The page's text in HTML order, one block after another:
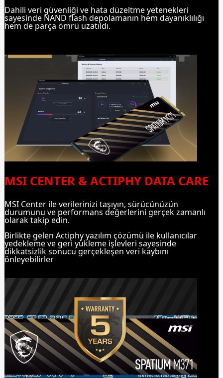
Dahili veri güvenliği ve hata düzeltme yetenekleri
sayesinde NAND flash depolamanın hem dayanıklılığı
hem de parça ömrü uzatıldı.
MSI CENTER & ACTIPHY DATA CARE
MSI Center ile verilerinizi taşıyın, sürücünüzün
durumunu ve performans değerlerini gerçek zamanlı
olarak takip edin.
Birlikte gelen Actiphy yazılım çözümü ile kullanıcılar
yedekleme ve geri yükleme işlevleri sayesinde
dikkatsizlik sonucu gerçekleşen veri kaybını
önleyebilirler